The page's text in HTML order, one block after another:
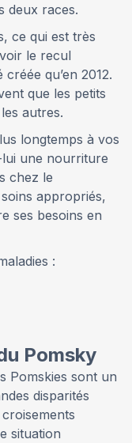
deux races.
ce qui est très
le recul
qu’en 2012.
que les petits
autres.
longtemps à vos
une nourriture
chez le
appropriés,
ses besoins en
:
Pomsky
Pomskies sont un
disparités
situation